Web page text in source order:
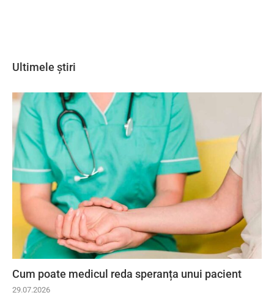
Ultimele știri
Cum poate medicul reda speranța unui pacient
29.07.2026